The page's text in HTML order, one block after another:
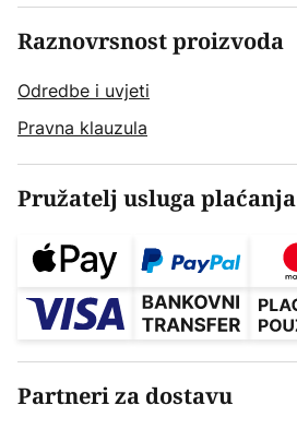
Raznovrsnost proizvoda
Odredbe i uvjeti
Pravna klauzula
Pružatelj usluga plaćanja
Partneri za dostavu